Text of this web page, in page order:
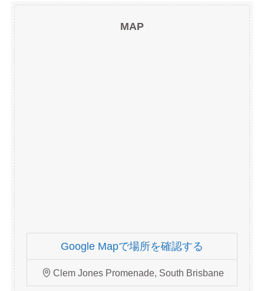
MAP
Google Mapで場所を確認する
Clem Jones Promenade, South Brisbane